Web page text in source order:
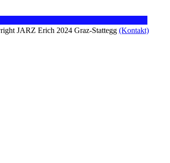
JARZ Erich 2024 Graz-Stattegg (Kontakt)